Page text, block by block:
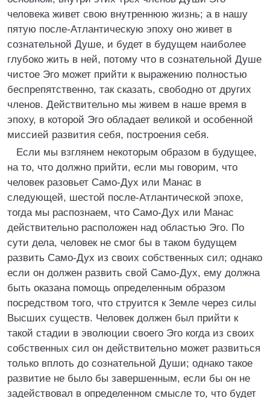
человека живет свою внутреннюю жизнь; а в нашу
пятую после-Атлантическую эпоху оно живет в
сознательной Душе, и будет в будущем наиболее
глубоко жить в ней, потому что в сознательной Душе
чистое Эго может прийти к выражению полностью
беспрепятственно, так сказать, свободно от других
членов. Действительно мы живем в наше время в
эпоху, в которой Эго обладает великой и особенной
миссией развития себя, построения себя.
Если мы взглянем некоторым образом в будущее,
на то, что должно прийти, если мы говорим, что
человек разовьет Само-Дух или Манас в
следующей, шестой после-Атлантической эпохе,
тогда мы распознаем, что Само-Дух или Манас
действительно расположен над областью Эго. По
сути дела, человек не смог бы в таком будущем
развить Само-Дух из своих собственных сил; однако
если он должен развить свой Само-Дух, ему должна
быть оказана помощь определенным образом
посредством того, что струится к Земле через силы
Высших существ. Человек должен был прийти к
такой стадии в эволюции своего Эго когда из своих
собственных сил он действительно может развиться
только вплоть до сознательной Души; однако такое
развитие не было бы завершенным, если бы он не
задействовал в определенном смысле то, что будет